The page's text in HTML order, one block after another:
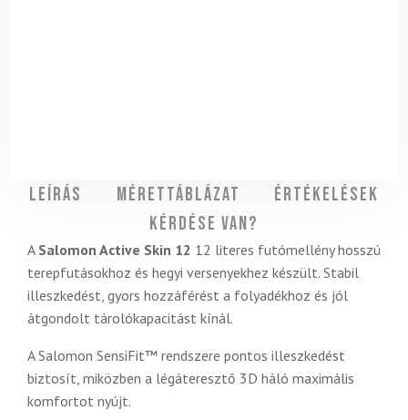
Leírás Mérettáblázat
Értékelések
Kérdése van?
A Salomon Active Skin 12 12 literes futómellény hosszú
terepfutásokhoz és hegyi versenyekhez készült. Stabil
illeszkedést, gyors hozzáférést a folyadékhoz és jól
átgondolt tárolókapacitást kínál.
A Salomon SensiFit™ rendszere pontos illeszkedést
biztosít, miközben a légáteresztő 3D háló maximális
komfortot nyújt.